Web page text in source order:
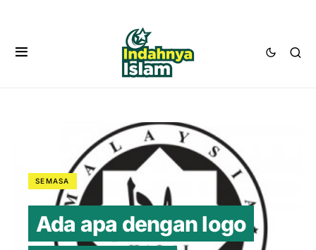
SEMASA
Ada apa dengan logo